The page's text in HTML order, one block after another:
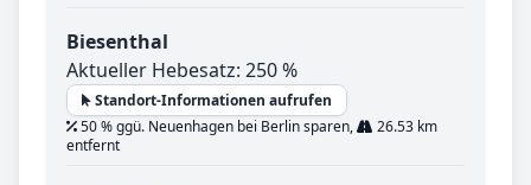
Biesenthal
Aktueller Hebesatz: 250 %
Standort-Informationen aufrufen
50 % ggü. Neuenhagen bei Berlin sparen,
26.53 km
entfernt